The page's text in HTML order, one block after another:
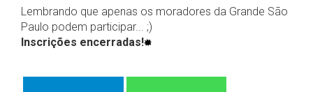
Lembrando que apenas os moradores da Grande São
Paulo podem participar... ;)
Inscrições encerradas!